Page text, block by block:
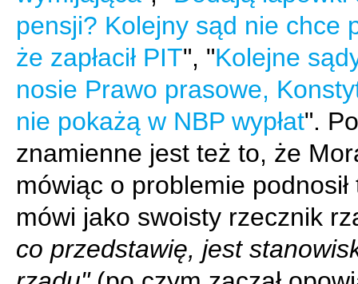
pensji? Kolejny sąd nie chce
że zapłacił PIT", "Kolejne
nosie Prawo prasowe,
nie pokażą w NBP wypłat".
znamienne jest też to, że
mówiąc o problemie podnosił
mówi jako swoisty rzecznik
co przedstawię, jest